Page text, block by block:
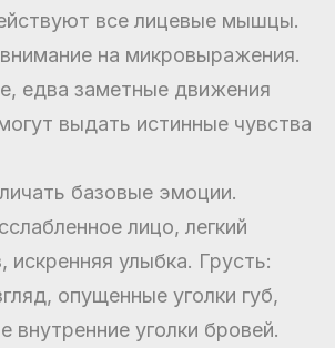
все лицевые мышцы.
на микровыражения.
едва заметные движения
выдать истинные чувства
базовые эмоции.
лицо, легкий
искренняя улыбка. Грусть:
опущенные уголки губ,
внутренние уголки бровей.